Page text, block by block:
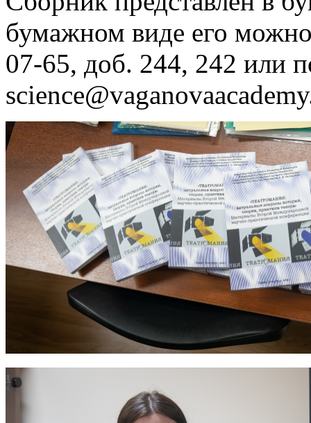
бумажном виде его
07-65, доб. 244, 242 или